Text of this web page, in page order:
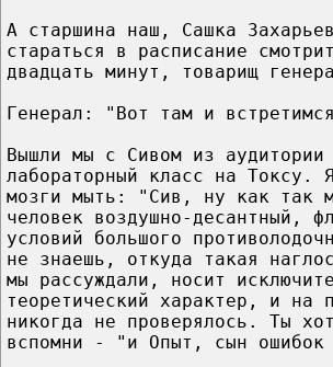
А старшина наш, Сашка
стараться в расписание
двадцать минут, товарищ
Генерал: "Вот там и
Вышли мы с Сивом из аудитории
лабораторный класс на Токсу.
мозги мыть: "Сив, ну как так
человек воздушно-десантный,
условий большого
не знаешь, откуда такая
мы рассуждали, носит
теоретический характер, и на
никогда не проверялось. Ты
вспомни - "и Опыт, сын